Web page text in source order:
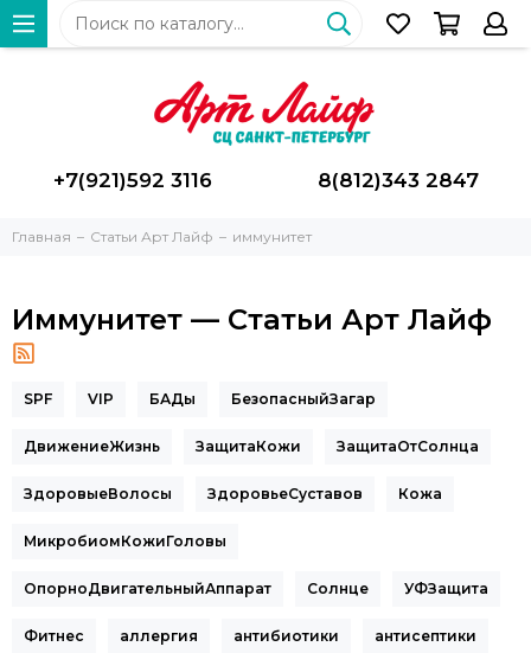
+7(921)592 3116 8(812)343 2847
Главная Статьи Арт Лайф иммунитет
Иммунитет — Статьи Арт Лайф
SPF VIP БАДы БезопасныйЗагар
ДвижениеЖизнь ЗащитаКожи ЗащитаОтСолнца
ЗдоровыеВолосы ЗдоровьеСуставов Кожа
МикробиомКожиГоловы
ОпорноДвигательныйАппарат Солнце УФЗащита
Фитнес аллергия антибиотики антисептики